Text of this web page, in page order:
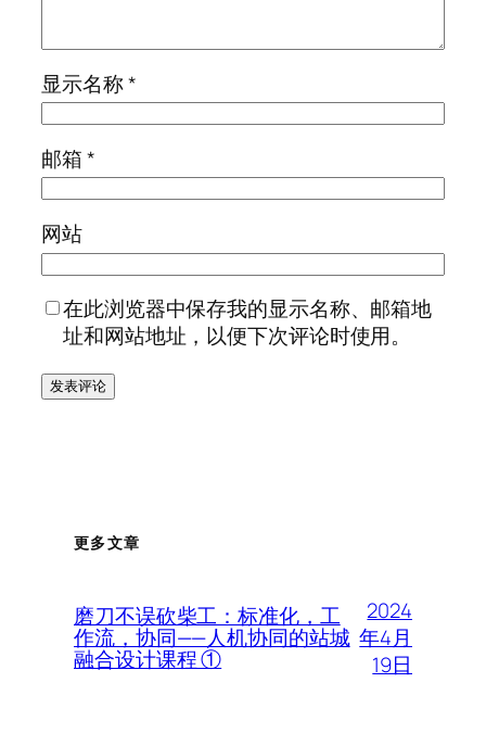
显示名称*
邮箱*
网站
在此浏览器中保存我的显示名称、邮箱地
址和网站地址，以便下次评论时使用。
更多文章
磨刀不误砍柴工：标准化，工
作流，协同——人机协同的站城
融合设计课程 ①
2024
年4月
19日